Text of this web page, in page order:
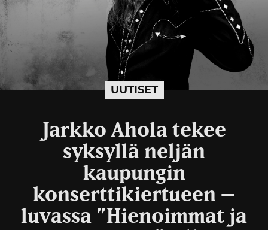
UUTISET
Jarkko Ahola tekee
syksyllä neljän
kaupungin
konserttikiertueen –
luvassa ”Hienoimmat ja